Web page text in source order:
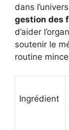
dans
gestion des
d’aider
soutenir le
routine
Ingrédient